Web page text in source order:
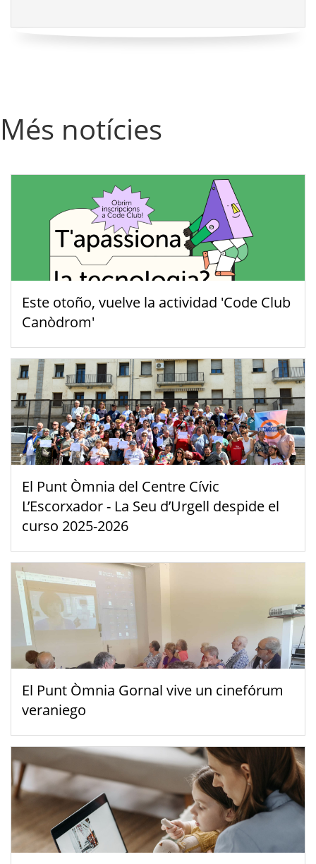
Més notícies
Este otoño, vuelve la actividad 'Code Club
Canòdrom'
El Punt Òmnia del Centre Cívic
L’Escorxador - La Seu d’Urgell despide el
curso 2025-2026
El Punt Òmnia Gornal vive un cinefórum
veraniego